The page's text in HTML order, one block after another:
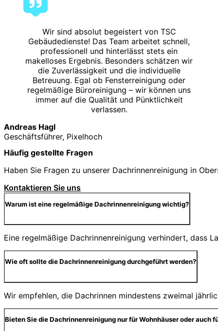
Wir sind absolut begeistert von TSC
Gebäudedienste! Das Team arbeitet schnell,
professionell und hinterlässt stets ein
makelloses Ergebnis. Besonders schätzen wir
die Zuverlässigkeit und die individuelle
Betreuung. Egal ob Fensterreinigung oder
regelmäßige Büroreinigung – wir können uns
immer auf die Qualität und Pünktlichkeit
verlassen.
Andreas Hagl
Geschäftsführer, Pixelhoch
Häufig gestellte Fragen
Haben Sie Fragen zu unserer Dachrinnenreinigung in
Kontaktieren Sie uns
Warum ist eine regelmäßige Dachrinnenreinigung wichtig?
Eine regelmäßige Dachrinnenreinigung verhindert, dass
Wie oft sollte die Dachrinnenreinigung durchgeführt werden?
Wir empfehlen, die Dachrinnen mindestens zweimal
Bieten Sie die Dachrinnenreinigung nur für Wohnhäuser oder auch